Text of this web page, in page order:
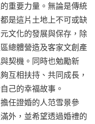
重要力量。無論是傳統
是這片土地上不可或缺
文化的發展與保存，除
總體營造及客家文創產
契機。同時也勉勵新
互相扶持、共同成長，
己的幸福故事。
任證婚的人范雪景參
外，並希望透過婚禮的